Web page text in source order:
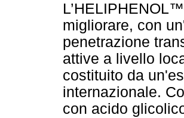
migliorare, con
penetrazione
attive a livello
costituito da
internazionale.
con acido